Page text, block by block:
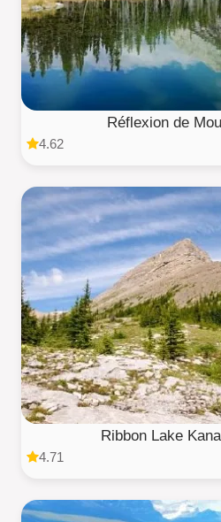
Réflexion de
4.62
Ribbon Lake
4.71